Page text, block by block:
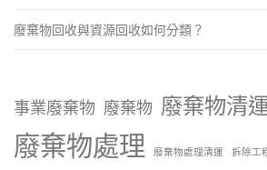
廢棄物回收與資源回收如何分類？
事業廢棄物 廢棄物 廢棄物清
廢棄物處理 廢棄物處理清運 拆除工